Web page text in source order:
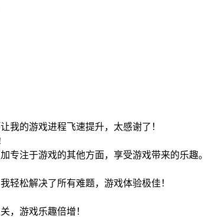
我的游戏进程飞速提升，太感谢了！
专注于游戏的其他方面，享受游戏带来的乐趣。
轻松解决了所有难题，游戏体验极佳！
，游戏乐趣倍增！